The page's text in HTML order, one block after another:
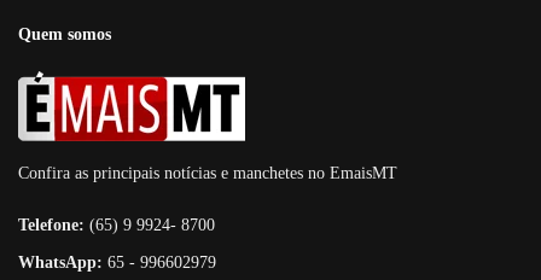
Quem somos
Confira as principais notícias e manchetes no EmaisMT
Telefone: (65) 9 9924- 8700
WhatsApp: 65 - 996602979